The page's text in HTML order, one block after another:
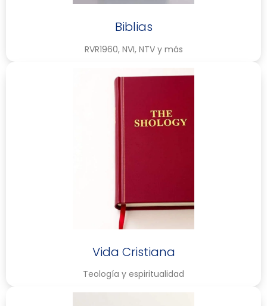
Biblias
RVR1960, NVI, NTV y más
Vida Cristiana
Teología y espiritualidad